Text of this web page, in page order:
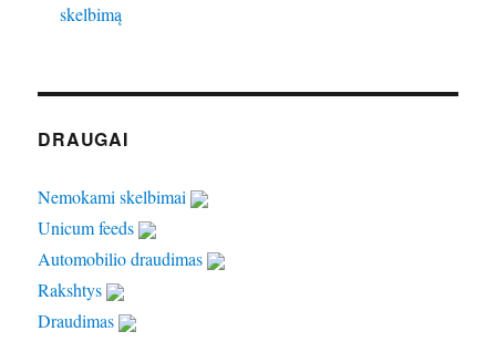
skelbimą
DRAUGAI
Nemokami skelbimai
Unicum feeds
Automobilio draudimas
Rakshtys
Draudimas